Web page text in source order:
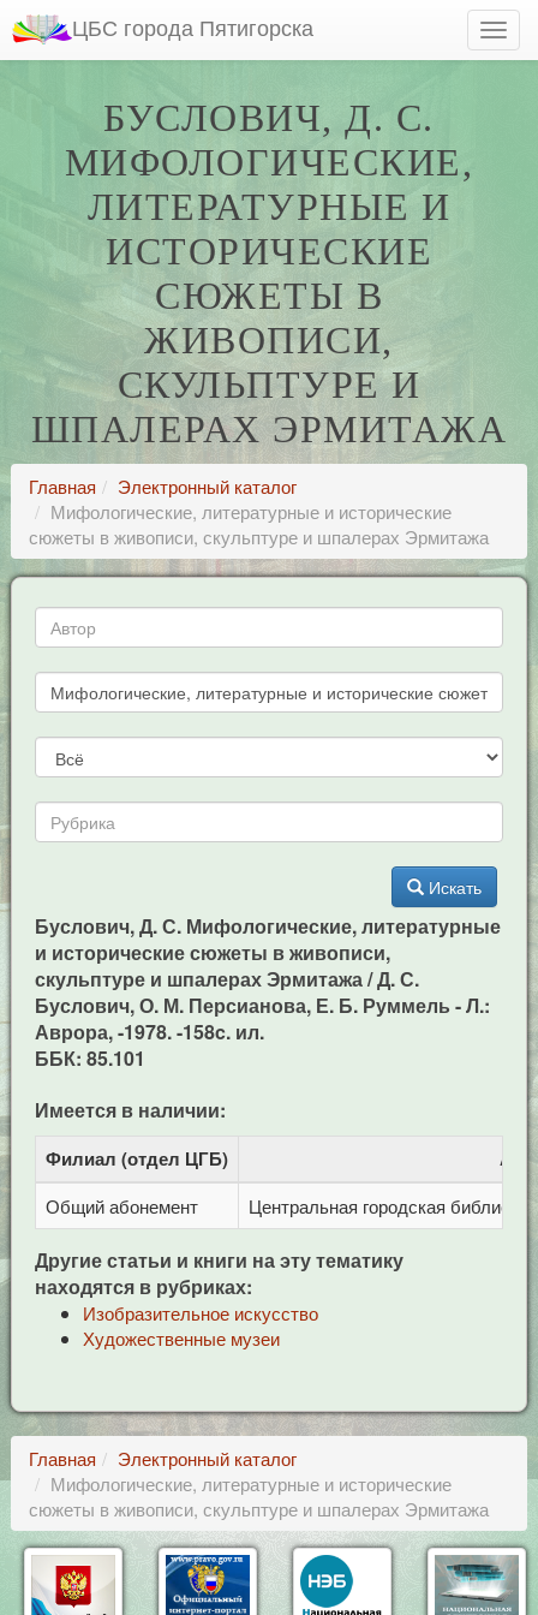
ЦБС города Пятигорска
БУСЛОВИЧ, Д. С.
МИФОЛОГИЧЕСКИЕ,
ЛИТЕРАТУРНЫЕ И
ИСТОРИЧЕСКИЕ
СЮЖЕТЫ В
ЖИВОПИСИ,
СКУЛЬПТУРЕ И
ШПАЛЕРАХ ЭРМИТАЖА
Главная
Электронный каталог
Мифологические, литературные и исторические
сюжеты в живописи, скульптуре и шпалерах Эрмитажа
Искать
Буслович, Д. С. Мифологические, литературные
и исторические сюжеты в живописи,
скульптуре и шпалерах Эрмитажа / Д. С.
Буслович, О. М. Персианова, Е. Б. Руммель - Л.:
Аврора, -1978. -158c. ил.
ББК: 85.101
Имеется в наличии:
Филиал (отдел ЦГБ)
Общий абонемент Центральная городская
Другие статьи и книги на эту тематику
находятся в рубриках:
Изобразительное искусство
Художественные музеи
Главная
Электронный каталог
Мифологические, литературные и исторические
сюжеты в живописи, скульптуре и шпалерах Эрмитажа